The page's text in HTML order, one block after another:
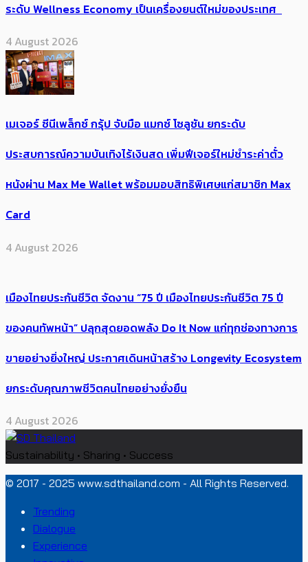
ระดับ Wellness Economy เป็นเครื่องยนต์ใหม่ของประเทศ
4 August 2026
เมเจอร์ ซีนีเพล็กซ์ กรุ้ป จับมือ แมกซ์ โซลูชัน ยกระดับ
ประสบการณ์ความบันเทิงไร้เงินสด เพิ่มฟีเจอร์ใหม่ชำระค่าตั๋ว
หนังผ่าน Max Me Wallet พร้อมมอบสิทธิพิเศษแก่สมาชิก Max
Card
4 August 2026
เมืองไทยประกันชีวิต จัดงาน “75 ปี เมืองไทยประกันชีวิต 75 ปี
ของคนทัพหน้า” ปลุกสุดยอดพลัง Do It Now แก่ทุกช่องทางการ
ขายอย่างยิ่งใหญ่ ประกาศเดินหน้าสร้าง Longevity Ecosystem
ยกระดับคุณภาพชีวิตคนไทยอย่างยั่งยืน
4 August 2026
Sustainability • Sharing • Success
© 2017 - 2025 www.sdthailand.com - All Rights Reserved.
Trending
Dialogue
Experience